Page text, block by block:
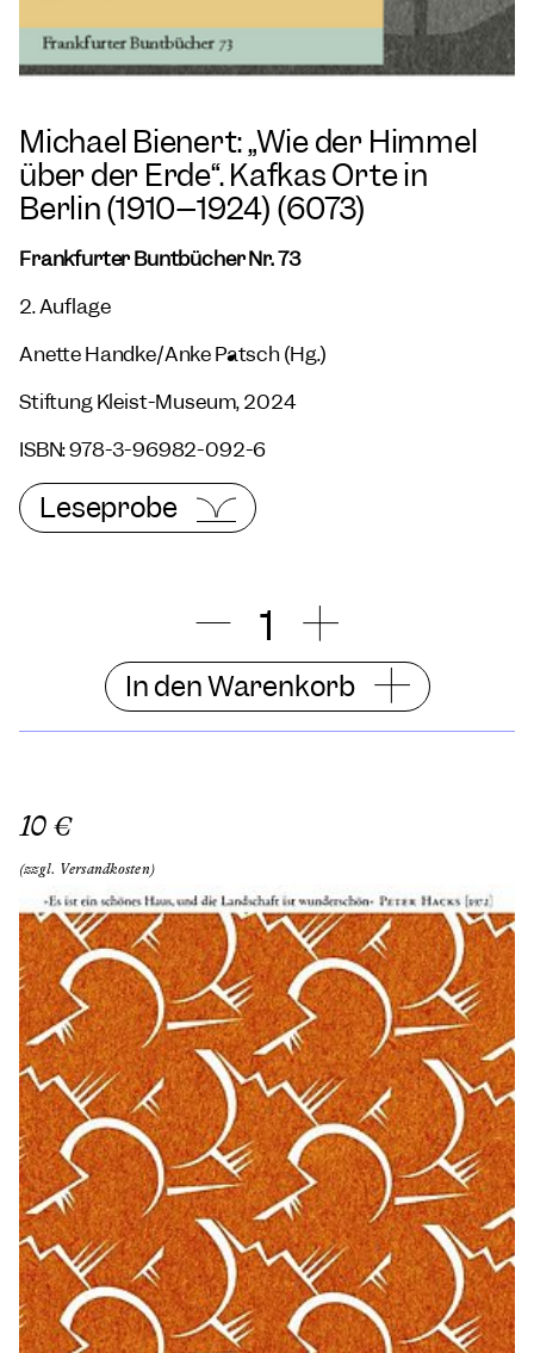
Michael Bienert: „Wie der Himmel
über der Erde“. Kafkas Orte in
Berlin (1910–1924) (6073)
Frankfurter Buntbücher Nr. 73
2. Auflage
Anette Handke/Anke Pätsch (Hg.)
Stiftung Kleist-Museum, 2024
ISBN: 978-3-96982-092-6
Leseprobe
In den Warenkorb
10 €
(zzgl. Versandkosten)